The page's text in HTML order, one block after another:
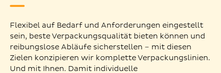
Flexibel auf Bedarf und Anforderungen eingestellt
sein, beste Verpackungsqualität bieten können und
reibungslose Abläufe sicherstellen – mit diesen
Zielen konzipieren wir komplette Verpackungslinien.
Und mit Ihnen. Damit individuelle